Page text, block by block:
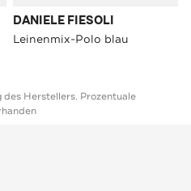
DANIELE FIESOLI
Leinenmix-Polo blau
Herstellers. Prozentuale